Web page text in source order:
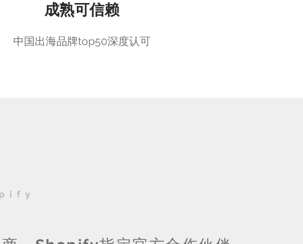
成熟可信赖
中国出海品牌top50深度认可